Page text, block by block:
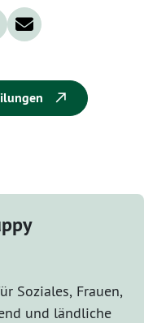
Soziales, Frauen,
und ländliche